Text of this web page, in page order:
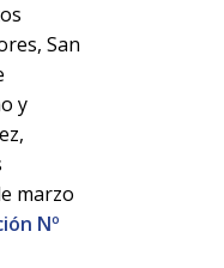
San
y
marzo
Nº